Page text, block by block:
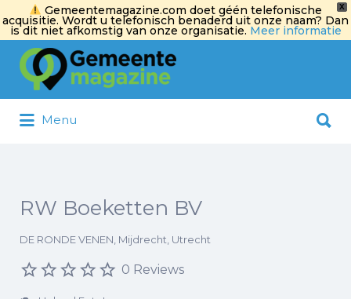
X
Gemeentemagazine.com doet géén telefonische
acquisitie. Wordt u telefonisch benaderd uit onze naam? Dan
is dit niet afkomstig van onze organisatie. Meer informatie
Zoek
naar:
Menu
naar:
RW Boeketten BV
DE RONDE VENEN, Mijdrecht, Utrecht
0 Reviews